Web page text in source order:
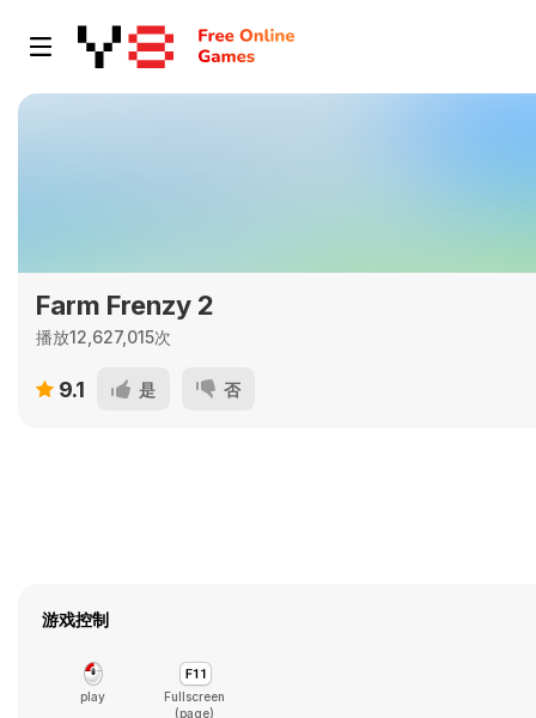
Farm Frenzy 2
播放12,627,015次
9.1 是 否
游戏控制
play
Fullscreen
(page)